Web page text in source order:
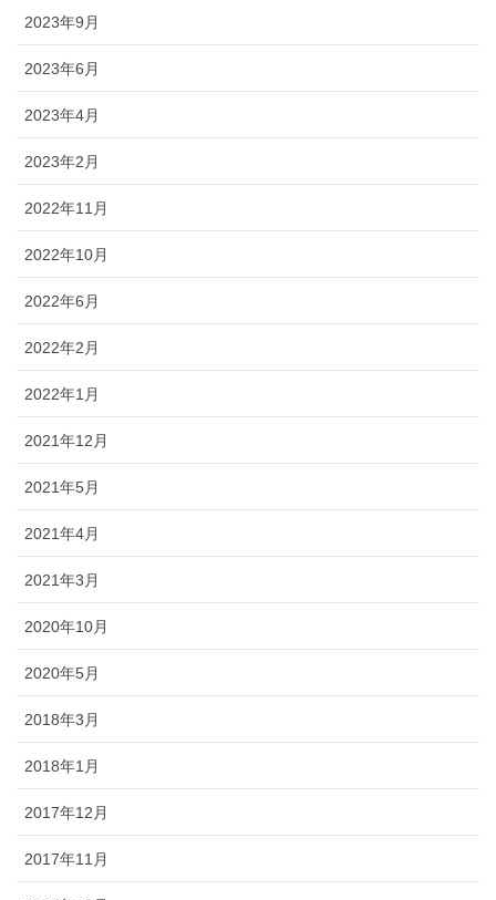
2023年9月
2023年6月
2023年4月
2023年2月
2022年11月
2022年10月
2022年6月
2022年2月
2022年1月
2021年12月
2021年5月
2021年4月
2021年3月
2020年10月
2020年5月
2018年3月
2018年1月
2017年12月
2017年11月